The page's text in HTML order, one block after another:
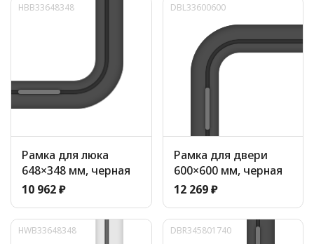
HBB33648348
Рамка для люка
648×348 мм, черная
10 962 ₽
DBL33600600
Рамка для двери
600×600 мм, черная
12 269 ₽
HWB33648348 DBR345801740